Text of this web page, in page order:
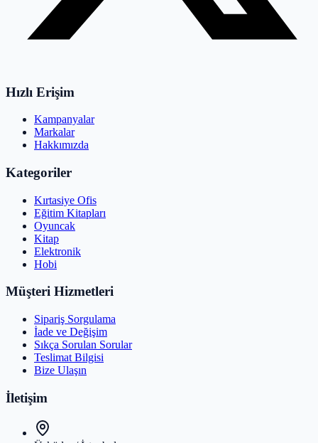
Hızlı Erişim
Kampanyalar
Markalar
Hakkımızda
Kategoriler
Kırtasiye Ofis
Eğitim Kitapları
Oyuncak
Kitap
Elektronik
Hobi
Müşteri Hizmetleri
Sipariş Sorgulama
İade ve Değişim
Sıkça Sorulan Sorular
Teslimat Bilgisi
Bize Ulaşın
İletişim